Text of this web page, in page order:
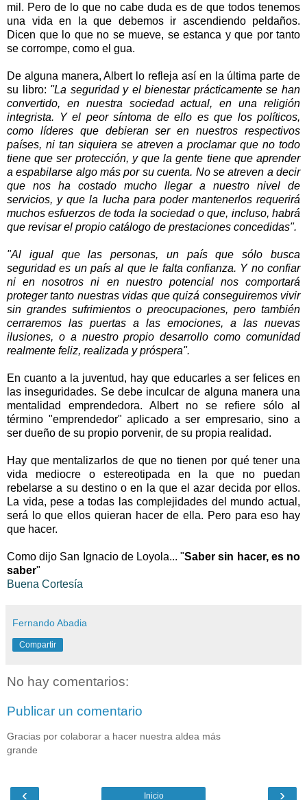
mil. Pero de lo que no cabe duda es de que todos tenemos
una vida en la que debemos ir ascendiendo peldaños.
Dicen que lo que no se mueve, se estanca y que por tanto
se corrompe, como el gua.
De alguna manera, Albert lo refleja así en la última parte de
su libro: "La seguridad y el bienestar prácticamente se han
convertido, en nuestra sociedad actual, en una religión
integrista. Y el peor síntoma de ello es que los políticos,
como líderes que debieran ser en nuestros respectivos
países, ni tan siquiera se atreven a proclamar que no todo
tiene que ser protección, y que la gente tiene que aprender
a espabilarse algo más por su cuenta. No se atreven a decir
que nos ha costado mucho llegar a nuestro nivel de
servicios, y que la lucha para poder mantenerlos requerirá
muchos esfuerzos de toda la sociedad o que, incluso, habrá
que revisar el propio catálogo de prestaciones concedidas".
"Al igual que las personas, un país que sólo busca
seguridad es un país al que le falta confianza. Y no confiar
ni en nosotros ni en nuestro potencial nos comportará
proteger tanto nuestras vidas que quizá conseguiremos vivir
sin grandes sufrimientos o preocupaciones, pero también
cerraremos las puertas a las emociones, a las nuevas
ilusiones, o a nuestro propio desarrollo como comunidad
realmente feliz, realizada y próspera".
En cuanto a la juventud, hay que educarles a ser felices en
las inseguridades. Se debe inculcar de alguna manera una
mentalidad emprendedora. Albert no se refiere sólo al
término "emprendedor" aplicado a ser empresario, sino a
ser dueño de su propio porvenir, de su propia realidad.
Hay que mentalizarlos de que no tienen por qué tener una
vida mediocre o estereotipada en la que no puedan
rebelarse a su destino o en la que el azar decida por ellos.
La vida, pese a todas las complejidades del mundo actual,
será lo que ellos quieran hacer de ella. Pero para eso hay
que hacer.
Como dijo San Ignacio de Loyola... "Saber sin hacer, es no
saber"
Buena Cortesía
Fernando Abadia
Compartir
No hay comentarios:
Publicar un comentario
Gracias por colaborar a hacer nuestra aldea más
grande
‹ ›
Inicio